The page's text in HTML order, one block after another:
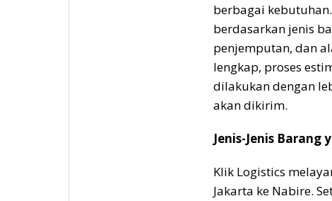
berbagai
berdasarkan jenis
penjemputan, dan
lengkap, proses
dilakukan dengan
akan dikirim.
Jenis-Jenis Barang
Klik Logistics
Jakarta ke Nabire.